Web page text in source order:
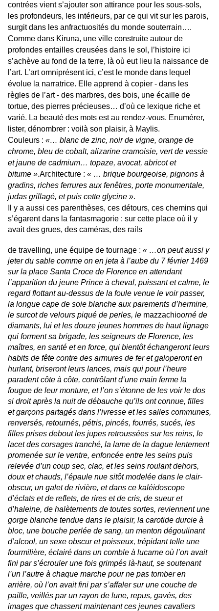
contrées vient s’ajouter son attirance pour les sous-sols,
les profondeurs, les intérieurs, par ce qui vit sur les parois,
surgit dans les anfractuosités du monde souterrain….
Comme dans Kiruna, une ville construite autour de
profondes entailles creusées dans le sol, l’histoire ici
s’achève au fond de la terre, là où eut lieu la naissance de
l’art. L’art omniprésent ici, c’est le monde dans lequel
évolue la narratrice. Elle apprend à copier - dans les
règles de l’art - des marbres, des bois, une écaille de
tortue, des pierres précieuses… d’où ce lexique riche et
varié. La beauté des mots est au rendez-vous. Enumérer,
lister, dénombrer : voilà son plaisir, à Maylis.
Couleurs : «… blanc de zinc, noir de vigne, orange de
chrome, bleu de cobalt, alizarine cramoisie, vert de vessie
et jaune de cadmium… topaze, avocat, abricot et
bitume ».Architecture : « … brique bourgeoise, pignons à
gradins, riches ferrures aux fenêtres, porte monumentale,
judas grillagé, et puis cette glycine ».
Il y a aussi ces parenthèses, ces détours, ces chemins qui
s’égarent dans la fantasmagorie : sur cette place où il y
avait des grues, des caméras, des rails
de travelling, une équipe de tournage : « …on peut aussi y
jeter du sable comme on en jeta à l’aube du 7 février 1469
sur la place Santa Croce de Florence en attendant
l’apparition du jeune Prince à cheval, puissant et calme, le
regard flottant au-dessus de la foule venue le voir passer,
la longue cape de soie blanche aux parements d’hermine,
le surcot de velours piqué de perles, le mazzachioorné de
diamants, lui et les douze jeunes hommes de haut lignage
qui forment sa brigade, les seigneurs de Florence, les
maîtres, en santé et en force, qui bientôt échangeront leurs
habits de fête contre des armures de fer et galoperont en
hurlant, briseront leurs lances, mais qui pour l’heure
paradent côte à côte, contrôlant d’une main ferme la
fougue de leur monture, et l’on s’étonne de les voir le dos
si droit après la nuit de débauche qu’ils ont connue, filles
et garçons partagés dans l’ivresse et les salles communes,
renversés, retournés, pétris, pincés, fourrés, sucés, les
filles prises debout les jupes retroussées sur les reins, le
lacet des corsages tranché, la lame de la dague lentement
promenée sur le ventre, enfoncée entre les seins puis
relevée d’un coup sec, clac, et les seins roulant dehors,
doux et chauds, l’épaule nue sitôt modelée dans le clair-
obscur, un galet de rivière, et dans ce kaléidoscope
d’éclats et de reflets, de rires et de cris, de sueur et
d’haleine, de halètements de toutes sortes, reviennent une
gorge blanche tendue dans le plaisir, la carotide durcie à
bloc, une bouche perlée de sang, un menton dégoulinant
d’alcool, un sexe obscur et poisseux, trépidant telle une
fourmilière, éclairé dans un comble à lucarne où l’on avait
fini par s’écrouler une fois grimpés là-haut, se soutenant
l’un l’autre à chaque marche pour ne pas tomber en
arrière, où l’on avait fini par s’affaler sur une couche de
paille, veillés par un rayon de lune, repus, gavés, des
images que chassent maintenant ces jeunes cavaliers